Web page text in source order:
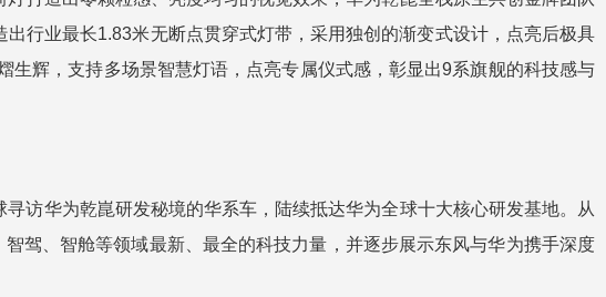
行业最长1.83米无断点贯穿式灯带，采用独创的渐变式设计，点亮后极具
生辉，支持多场景智慧灯语，点亮专属仪式感，彰显出9系旗舰的科技感与
访华为乾崑研发秘境的华系车，陆续抵达华为全球十大核心研发基地。从
驾、智舱等领域最新、最全的科技力量，并逐步展示东风与华为携手深度